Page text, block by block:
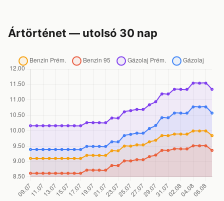
Ártörténet — utolsó 30 nap